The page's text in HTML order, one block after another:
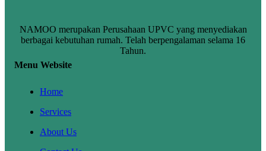
NAMOO merupakan Perusahaan UPVC yang menyediakan
berbagai kebutuhan rumah. Telah berpengalaman selama 16
Tahun.
Menu Website
Home
Services
About Us